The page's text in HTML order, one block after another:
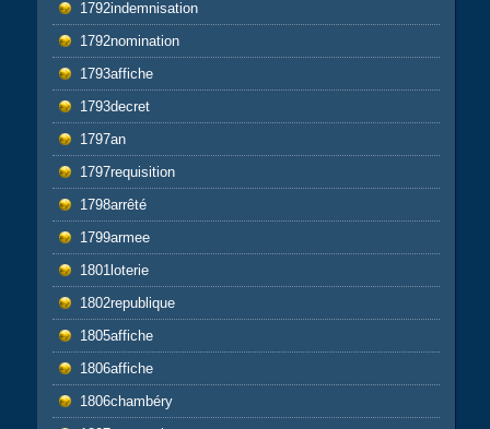
1792indemnisation
1792nomination
1793affiche
1793decret
1797an
1797requisition
1798arrêté
1799armee
1801loterie
1802republique
1805affiche
1806affiche
1806chambéry